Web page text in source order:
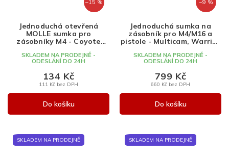
–15 %
Jednoduchá otevřená
MOLLE sumka pro
zásobníky M4 - Coyote
SKLADEM NA PRODEJNĚ -
ODESLÁNÍ DO 24H
111 Kč bez DPH
134 Kč
Do košíku
–9 %
Jednoduchá sumka na
zásobník pro M4/M16 a
pistole - Multicam, Warrior
SKLADEM NA PRODEJNĚ -
ODESLÁNÍ DO 24H
660 Kč bez DPH
799 Kč
Do košíku
SKLADEM NA PRODEJNĚ SKLADEM NA PRODEJNĚ